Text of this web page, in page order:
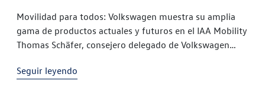
Movilidad para todos: Volkswagen muestra su amplia
gama de productos actuales y futuros en el IAA Mobility
Thomas Schäfer, consejero delegado de Volkswagen
combustión o híbridos, será
Seguir leyendo